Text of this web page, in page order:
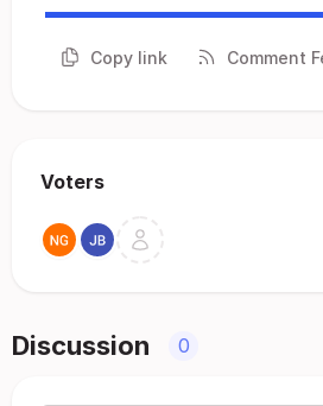
Copy link Comment
Voters
Discussion 0